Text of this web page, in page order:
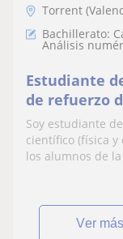
Torrent
Bachillerato:
Análisis
Estudiante
de refuerzo
ESO,
Soy estudiante
científico (física
los alumnos de la
ver más